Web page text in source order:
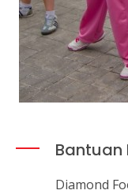
Bantuan
Diamond